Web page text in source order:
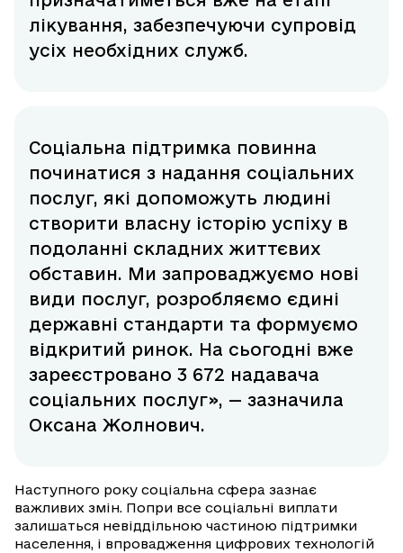
лікування, забезпечуючи супровід
усіх необхідних служб.
Соціальна підтримка повинна
починатися з надання соціальних
послуг, які допоможуть людині
створити власну історію успіху в
подоланні складних життєвих
обставин. Ми запроваджуємо нові
види послуг, розробляємо єдині
державні стандарти та формуємо
відкритий ринок. На сьогодні вже
зареєстровано 3 672 надавача
соціальних послуг», — зазначила
Оксана Жолнович.
Наступного року соціальна сфера зазнає
важливих змін. Попри все соціальні виплати
залишаться невіддільною частиною підтримки
населення, і впровадження цифрових технологій